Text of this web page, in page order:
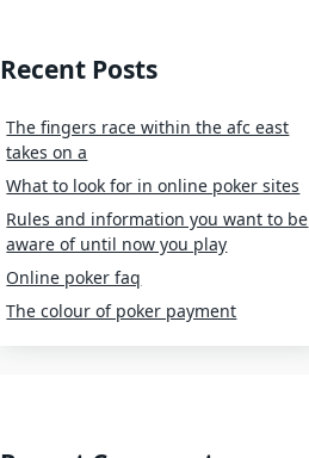
Recent Posts
The fingers race within the afc east
takes on a
What to look for in online poker sites
Rules and information you want to be
aware of until now you play
Online poker faq
The colour of poker payment